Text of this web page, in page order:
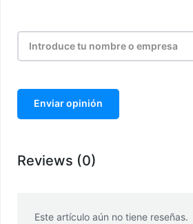
Enviar opinión
Reviews (0)
Este artículo aún no tiene reseñas.